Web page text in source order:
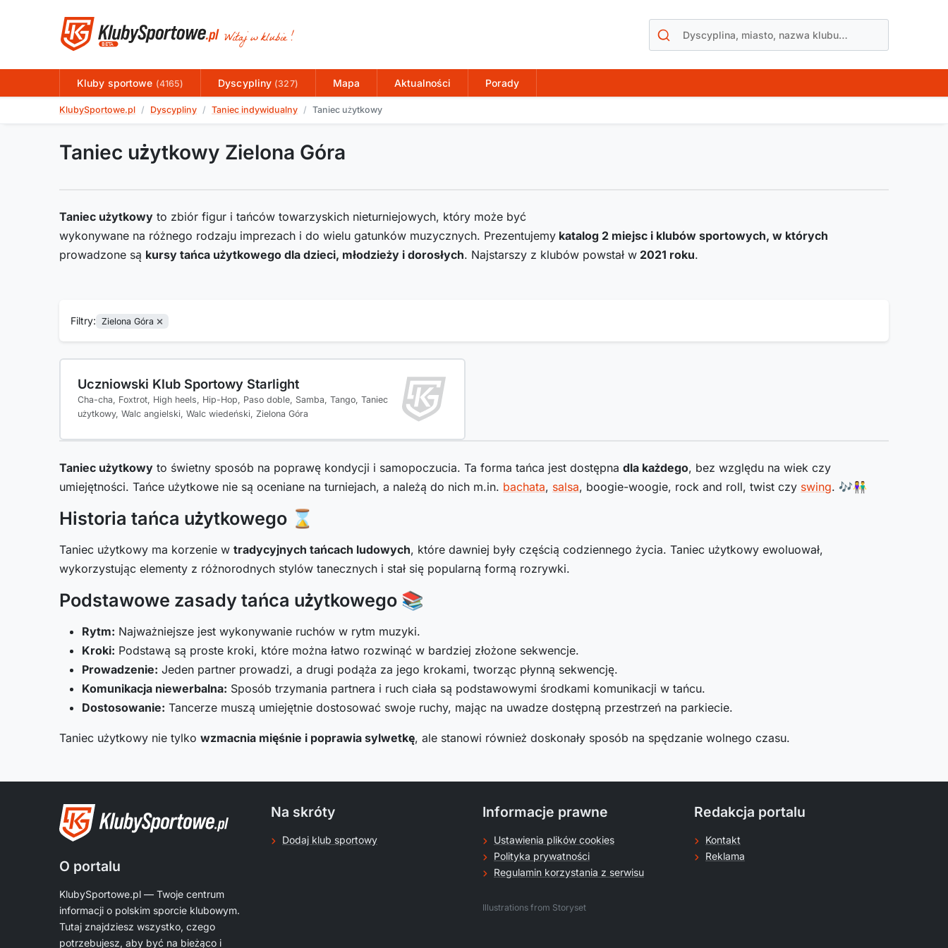
Kluby sportowe (4165) Dyscypliny (327) Mapa Aktualności Porady
KlubySportowe.pl Dyscypliny Taniec indywidualny Taniec użytkowy
Taniec użytkowy Zielona Góra
Taniec użytkowy to zbiór figur i tańców towarzyskich nieturniejowych, który może być
wykonywane na różnego rodzaju imprezach i do wielu gatunków muzycznych. Prezentujemy katalog 2 miejsc i klubów sportowych, w których
prowadzone są kursy tańca użytkowego dla dzieci, młodzieży i dorosłych. Najstarszy z klubów powstał w 2021 roku.
Filtry: Zielona Góra
Uczniowski Klub Sportowy Starlight
Cha-cha, Foxtrot, High heels, Hip-Hop, Paso doble, Samba, Tango, Taniec
użytkowy, Walc angielski, Walc wiedeński, Zielona Góra
Taniec użytkowy to świetny sposób na poprawę kondycji i samopoczucia. Ta forma tańca jest dostępna dla każdego, bez względu na wiek czy
umiejętności. Tańce użytkowe nie są oceniane na turniejach, a należą do nich m.in. bachata, salsa, boogie-woogie, rock and roll, twist czy swing. 🎶👫
Historia tańca użytkowego ⌛
Taniec użytkowy ma korzenie w tradycyjnych tańcach ludowych, które dawniej były częścią codziennego życia. Taniec użytkowy ewoluował,
wykorzystując elementy z różnorodnych stylów tanecznych i stał się popularną formą rozrywki.
Podstawowe zasady tańca użytkowego 📚
Rytm: Najważniejsze jest wykonywanie ruchów w rytm muzyki.
Kroki: Podstawą są proste kroki, które można łatwo rozwinąć w bardziej złożone sekwencje.
Prowadzenie: Jeden partner prowadzi, a drugi podąża za jego krokami, tworząc płynną sekwencję.
Komunikacja niewerbalna: Sposób trzymania partnera i ruch ciała są podstawowymi środkami komunikacji w tańcu.
Dostosowanie: Tancerze muszą umiejętnie dostosować swoje ruchy, mając na uwadze dostępną przestrzeń na parkiecie.
Taniec użytkowy nie tylko wzmacnia mięśnie i poprawia sylwetkę, ale stanowi również doskonały sposób na spędzanie wolnego czasu.
O portalu
KlubySportowe.pl — Twoje centrum
informacji o polskim sporcie klubowym.
Tutaj znajdziesz wszystko, czego
potrzebujesz, aby być na bieżąco i
Na skróty
Dodaj klub sportowy
Informacje prawne
Ustawienia plików cookies
Polityka prywatności
Regulamin korzystania z serwisu
Illustrations from Storyset
Redakcja portalu
Kontakt
Reklama